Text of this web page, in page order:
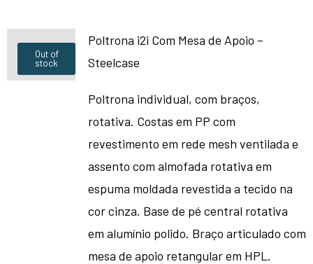
Out of
stock
Poltrona i2i Com Mesa de Apoio –
Steelcase
Poltrona individual, com braços,
rotativa. Costas em PP com
revestimento em rede mesh ventilada e
assento com almofada rotativa em
espuma moldada revestida a tecido na
cor cinza. Base de pé central rotativa
em alumínio polido. Braço articulado com
mesa de apoio retangular em HPL.